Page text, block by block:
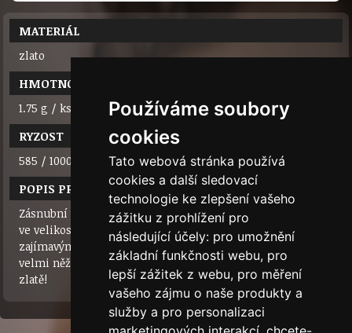
Používáme soubory
cookies
Tato webová stránka používá
cookies a další sledovací
technologie ke zlepšení vašeho
zážitku z prohlížení pro
následující účely: pro umožnění
základní funkčnosti webu, pro
lepší zážitek z webu, pro měření
vašeho zájmu o naše produkty a
služby a pro personalizaci
MATERIÁL
zlato
HMOTNOST
1.75 g / ks
RYZOST
585 / 1000 (14 karátů)
POPIS PRODUKTU
Zásnubní prsten ze žlutého zlata se syntetickým zirkonem
ve velikosti 4,00 mm. Nadčasový design s důmyslně
zajímavým osazením kamene.Nádherný, moderní a přitom
velmi něžný prstýnek. Doporučujeme! Najdete ho i v bílém
zlatě!